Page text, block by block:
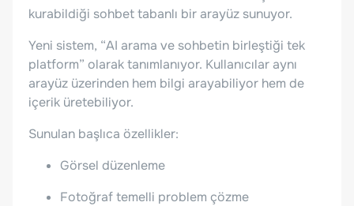
kurabildiği sohbet tabanlı bir arayüz sunuyor.
Yeni sistem, “AI arama ve sohbetin birleştiği tek
platform” olarak tanımlanıyor. Kullanıcılar aynı
arayüz üzerinden hem bilgi arayabiliyor hem de
içerik üretebiliyor.
Sunulan başlıca özellikler:
Görsel düzenleme
Fotoğraf temelli problem çözme